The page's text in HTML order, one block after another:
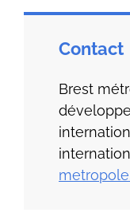
Contact
Brest